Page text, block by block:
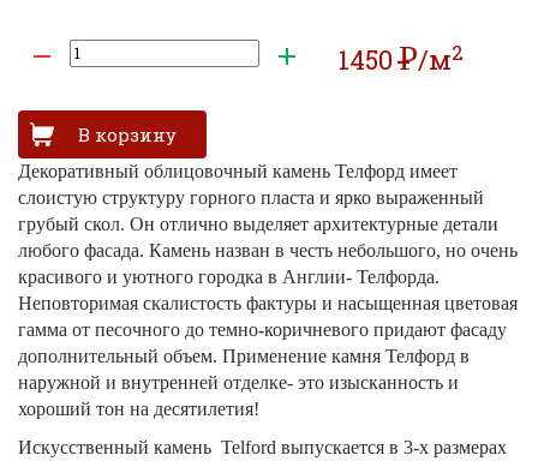
1450Р/м2
Декоративный облицовочный камень Телфорд имеет
слоистую структуру горного пласта и ярко выраженный
грубый скол. Он отлично выделяет архитектурные детали
любого фасада. Камень назван в честь небольшого, но очень
красивого и уютного городка в Англии- Телфорда.
Неповторимая скалистость фактуры и насыщенная цветовая
гамма от песочного до темно-коричневого придают фасаду
дополнительный объем. Применение камня Телфорд в
наружной и внутренней отделке- это изысканность и
хороший тон на десятилетия!
Искусственный камень Telford выпускается в 3-х размерах